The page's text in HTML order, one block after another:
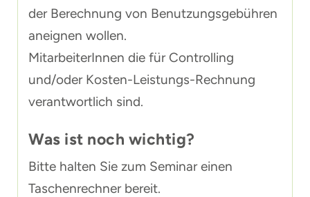
der Berechnung von Benutzungsgebühren
aneignen wollen.
MitarbeiterInnen die für Controlling
und/oder Kosten-Leistungs-Rechnung
verantwortlich sind.
Was ist noch wichtig?
Bitte halten Sie zum Seminar einen
Taschenrechner bereit.